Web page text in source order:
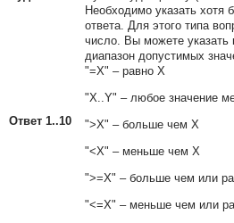
Ответ 1..10
Необходимо указать хотя
ответа. Для этого типа
число. Вы можете указать
диапазон допустимых
"=Х" – равно Х
"Х..Y" – любое значение
">Х" – больше чем Х
"<Х" – меньше чем Х
">=Х" – больше чем или
"<=Х" – меньше чем или